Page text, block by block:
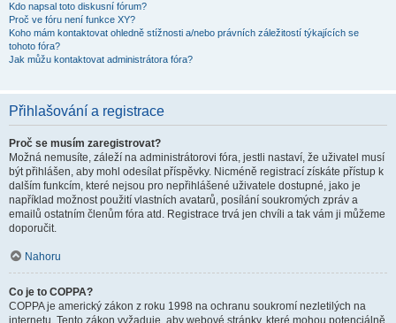
Kdo napsal toto diskusní fórum?
Proč ve fóru není funkce XY?
Koho mám kontaktovat ohledně stížnosti a/nebo právních záležitostí týkajících se
tohoto fóra?
Jak můžu kontaktovat administrátora fóra?
Přihlašování a registrace
Proč se musím zaregistrovat?
Možná nemusíte, záleží na administrátorovi fóra, jestli nastaví, že uživatel musí
být přihlášen, aby mohl odesílat příspěvky. Nicméně registrací získáte přístup k
dalším funkcím, které nejsou pro nepřihlášené uživatele dostupné, jako je
například možnost použití vlastních avatarů, posílání soukromých zpráv a
emailů ostatním členům fóra atd. Registrace trvá jen chvíli a tak vám ji můžeme
doporučit.
Nahoru
Co je to COPPA?
COPPA je americký zákon z roku 1998 na ochranu soukromí nezletilých na
internetu. Tento zákon vyžaduje, aby webové stránky, které mohou potenciálně